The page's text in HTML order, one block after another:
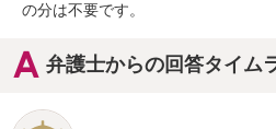
の分は不要です。
弁護士からの回答タイム